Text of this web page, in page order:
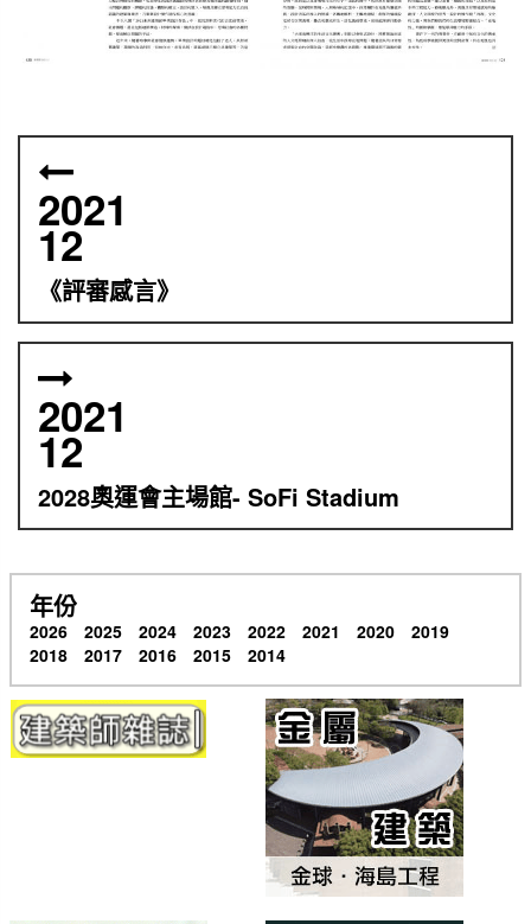
2021
12
《評審感言》
2021
12
2028奧運會主場館- SoFi Stadium
年份
2026 2025 2024 2023 2022 2021 2020
2019
2018
2017 2016 2015 2014